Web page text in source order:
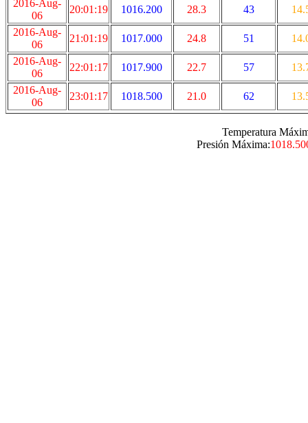
2016-Aug-
06
20:01:19 1016.200 28.3 43
2016-Aug-
06
21:01:19 1017.000 24.8 51
2016-Aug-
06
22:01:17 1017.900 22.7 57
2016-Aug-
06
23:01:17 1018.500 21.0 62
Temperatura
Presión Máxima: